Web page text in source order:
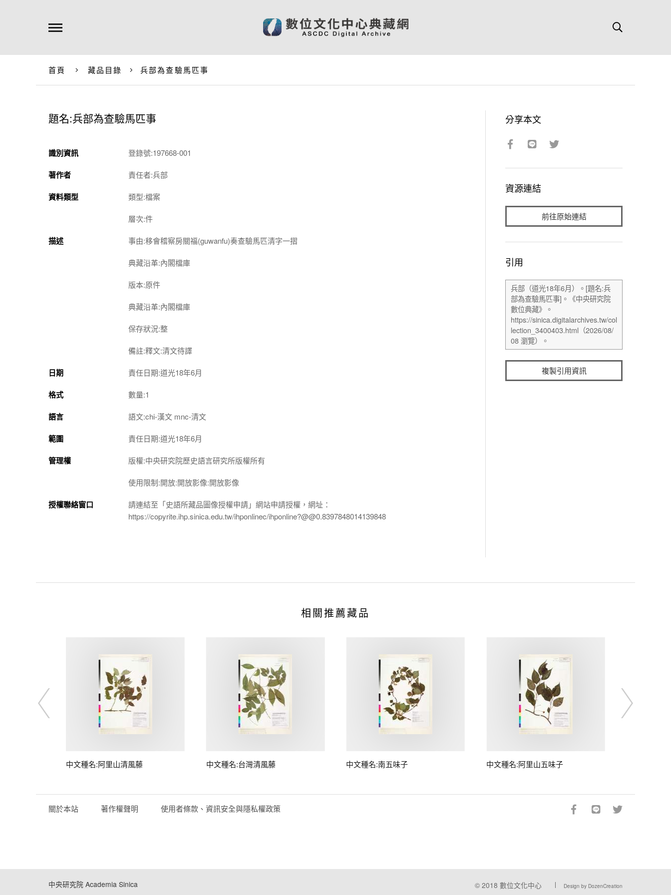
首頁 藏品目錄 兵部為查驗馬匹事
題名:兵部為查驗馬匹事
識別資訊 登錄號:197668-001
著作者 責任者:兵部
資料類型 類型:檔案
層次:件
描述 事由:移會稽察房關福(guwanfu)奏查驗馬匹清字一摺
典藏沿革:內閣檔庫
版本:原件
典藏沿革:內閣檔庫
保存狀況:整
備註:釋文:清文待譯
日期 責任日期:道光18年6月
格式 數量:1
語言 語文:chi-漢文 mnc-清文
範圍 責任日期:道光18年6月
管理權 版權:中央研究院歷史語言研究所版權所有
使用限制:開放:開放影像:開放影像
授權聯絡窗口
請連結至「史語所藏品圖像授權申請」網站申請授權，網址：
https://copyrite.ihp.sinica.edu.tw/ihponlinec/ihponline?@@0.8397848014139848
分享本文
資源連結
前往原始連結
引用
複製引用資訊
相關推薦藏品
中文種名:阿里山清風藤 中文種名:台灣清風藤 中文種名:南五味子 中文種名:阿里山五味子
關於本站 著作權聲明 使用者條款、資訊安全與隱私權政策
中央研究院 Academia Sinica © 2018 數位文化中心 Design by DozenCreation